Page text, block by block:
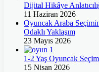
Dijital Hikâye
11 Haziran 2026
Oyuncak Araba
Odaklı Yaklaşım
23 Mayıs 2026
1-2 Yaş Oyuncak
15 Nisan 2026